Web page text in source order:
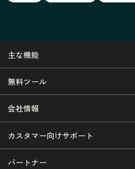
主な機能
無料ツール
会社情報
カスタマー向けサポート
パートナー